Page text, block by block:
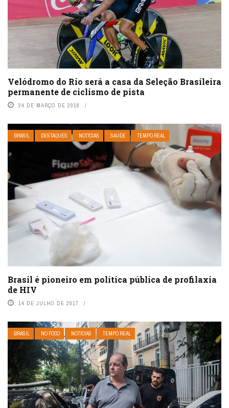
Velódromo do Rio será a casa da Seleção Brasileira
permanente de ciclismo de pista
24 DE MARÇO DE 2018
BRASIL DESTAQUES NOTÍCIAS SAÚDE TEMPO REAL
Brasil é pioneiro em política pública de profilaxia
de HIV
14 DE JULHO DE 2017
BRASIL NO FOCO NOTÍCIAS TEMPO REAL